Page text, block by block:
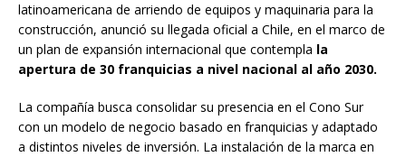
latinoamericana de arriendo de equipos y maquinaria para la
construcción, anunció su llegada oficial a Chile, en el marco de
un plan de expansión internacional que contempla la
apertura de 30 franquicias a nivel nacional al año 2030.
La compañía busca consolidar su presencia en el Cono Sur
con un modelo de negocio basado en franquicias y adaptado
a distintos niveles de inversión. La instalación de la marca en